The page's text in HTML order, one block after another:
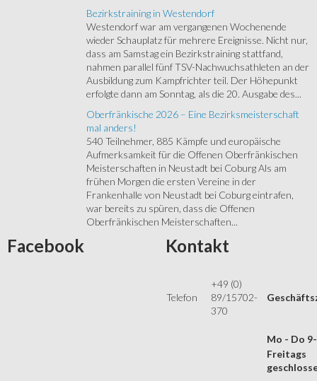
Bezirkstraining in Westendorf
Westendorf war am vergangenen Wochenende
wieder Schauplatz für mehrere Ereignisse. Nicht nur,
dass am Samstag ein Bezirkstraining stattfand,
nahmen parallel fünf TSV-Nachwuchsathleten an der
Ausbildung zum Kampfrichter teil. Der Höhepunkt
erfolgte dann am Sonntag, als die 20. Ausgabe des...
Oberfränkische 2026 – Eine Bezirksmeisterschaft
mal anders!
540 Teilnehmer, 885 Kämpfe und europäische
Aufmerksamkeit für die Offenen Oberfränkischen
Meisterschaften in Neustadt bei Coburg Als am
frühen Morgen die ersten Vereine in der
Frankenhalle von Neustadt bei Coburg eintrafen,
war bereits zu spüren, dass die Offenen
Oberfränkischen Meisterschaften...
Facebook Kontakt
Telefon
+49 (0)
89/15702-
370
Mo - Do
Freitags